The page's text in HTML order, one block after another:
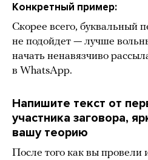
Конкретный пример:
Скорее всего, буквальный
не подойдет — лучше
начать ненавязчиво
в WhatsApp.
Напишите текст от
участника заговора,
вашу теорию
После того как вы провели